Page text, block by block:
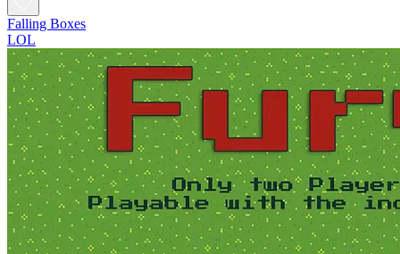
Falling Boxes
LOL